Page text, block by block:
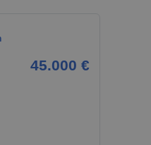
45.000 €